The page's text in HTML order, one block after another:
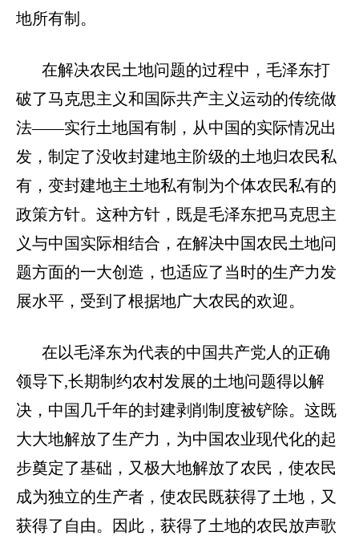
地所有制。
在解决农民土地问题的过程中，毛泽东打
破了马克思主义和国际共产主义运动的传统做
法——实行土地国有制，从中国的实际情况出
发，制定了没收封建地主阶级的土地归农民私
有，变封建地主土地私有制为个体农民私有的
政策方针。这种方针，既是毛泽东把马克思主
义与中国实际相结合，在解决中国农民土地问
题方面的一大创造，也适应了当时的生产力发
展水平，受到了根据地广大农民的欢迎。
在以毛泽东为代表的中国共产党人的正确
领导下,长期制约农村发展的土地问题得以解
决，中国几千年的封建剥削制度被铲除。这既
大大地解放了生产力，为中国农业现代化的起
步奠定了基础，又极大地解放了农民，使农民
成为独立的生产者，使农民既获得了土地，又
获得了自由。因此，获得了土地的农民放声歌